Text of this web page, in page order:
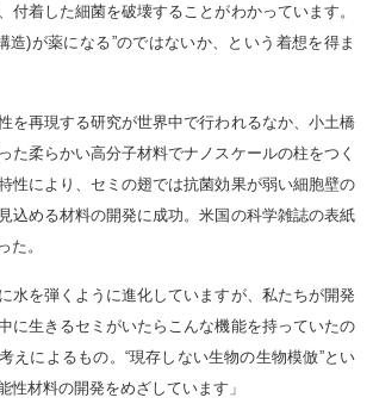
付着した細菌を破壊することがわかっています。
造)が薬になる”のではないか、という着想を得ま
を再現する研究が世界中で行われるなか、小土橋
た柔らかい高分子材料でナノスケールの柱をつく
性により、セミの翅では抗菌効果が弱い細胞壁の
込める材料の開発に成功。米国の科学雑誌の表紙
た。
水を弾くように進化していますが、私たちが開発
に生きるセミがいたらこんな機能を持っていたの
えによるもの。“現存しない生物の生物模倣”とい
性材料の開発をめざしています」